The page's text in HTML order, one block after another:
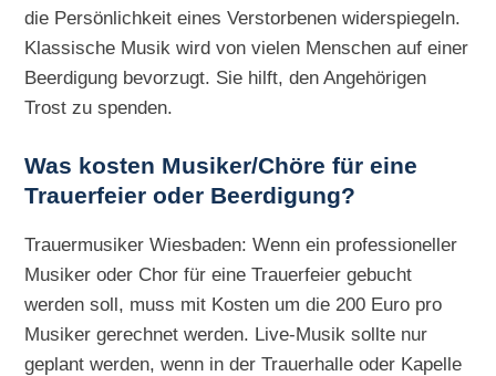
die Persönlichkeit eines Verstorbenen widerspiegeln.
Klassische Musik wird von vielen Menschen auf einer
Beerdigung bevorzugt. Sie hilft, den Angehörigen
Trost zu spenden.
Was kosten Musiker/Chöre für eine
Trauerfeier oder Beerdigung?
Trauermusiker Wiesbaden: Wenn ein professioneller
Musiker oder Chor für eine Trauerfeier gebucht
werden soll, muss mit Kosten um die 200 Euro pro
Musiker gerechnet werden. Live-Musik sollte nur
geplant werden, wenn in der Trauerhalle oder Kapelle